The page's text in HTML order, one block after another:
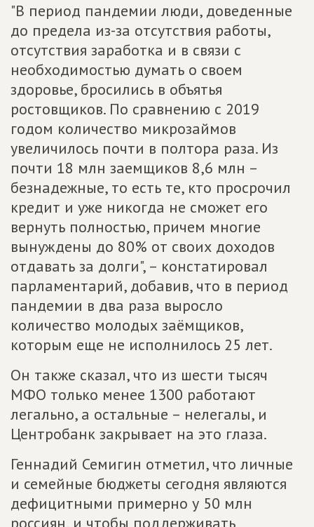
"В период пандемии люди, доведенные
до предела из-за отсутствия работы,
отсутствия заработка и в связи с
необходимостью думать о своем
здоровье, бросились в объятья
ростовщиков. По сравнению с 2019
годом количество микрозаймов
увеличилось почти в полтора раза. Из
почти 18 млн заемщиков 8,6 млн –
безнадежные, то есть те, кто просрочил
кредит и уже никогда не сможет его
вернуть полностью, причем многие
вынуждены до 80% от своих доходов
отдавать за долги", – констатировал
парламентарий, добавив, что в период
пандемии в два раза выросло
количество молодых заёмщиков,
которым еще не исполнилось 25 лет.
Он также сказал, что из шести тысяч
МФО только менее 1300 работают
легально, а остальные – нелегалы, и
Центробанк закрывает на это глаза.
Геннадий Семигин отметил, что личные
и семейные бюджеты сегодня являются
дефицитными примерно у 50 млн
россиян, и чтобы поддерживать